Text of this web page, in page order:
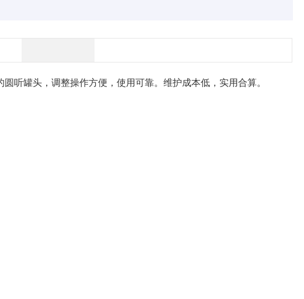
听罐头，调整操作方便，使用可靠。维护成本低，实用合算。